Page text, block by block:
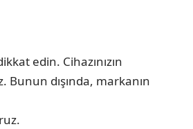
edin. Cihazınızın
dışında, markanın